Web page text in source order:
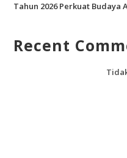
Tahun 2026 Perkuat
Recent